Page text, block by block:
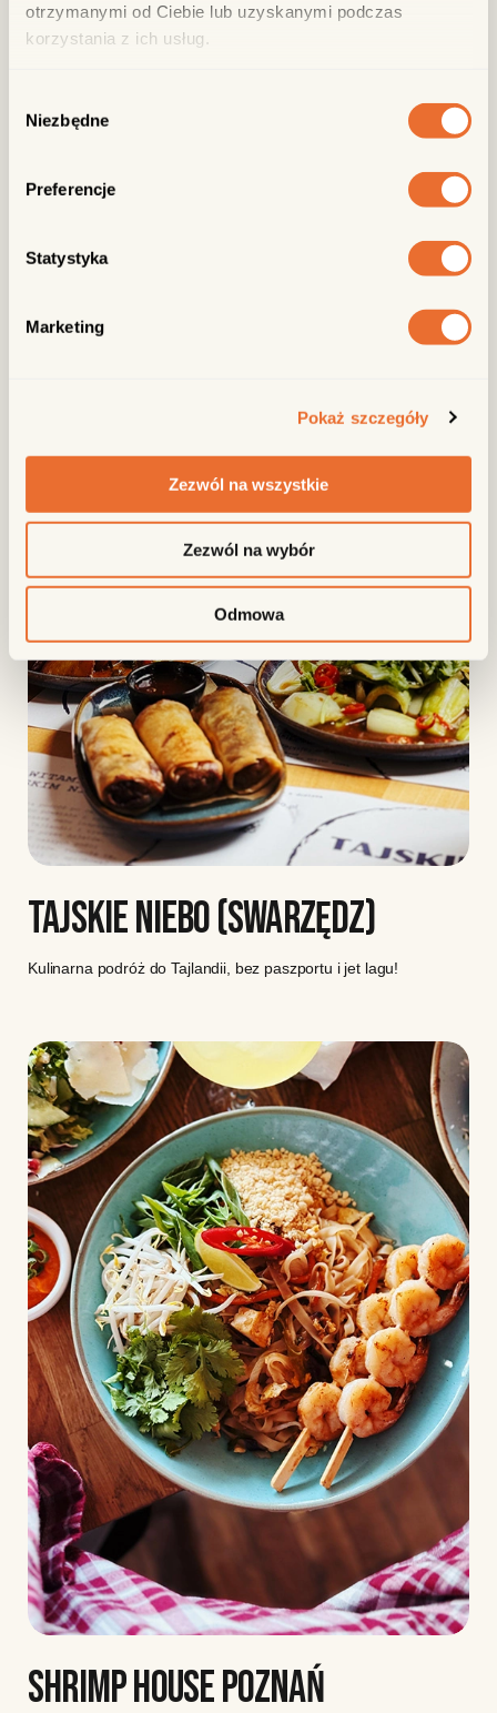
otrzymanymi od Ciebie lub uzyskanymi podczas
korzystania z ich usług.
zgody
Niezbędne
Preferencje
Statystyka
Marketing
Pokaż szczegóły
Zezwól na wszystkie
Zezwól na wybór
Odmowa
FIGLE
skosztujecie drinka, a na koniec ruszycie na parkiet!
TAJSKIE NIEBO (SWARZĘDZ)
Kulinarna podróż do Tajlandii, bez paszportu i jet lagu!
SHRIMP HOUSE POZNAŃ